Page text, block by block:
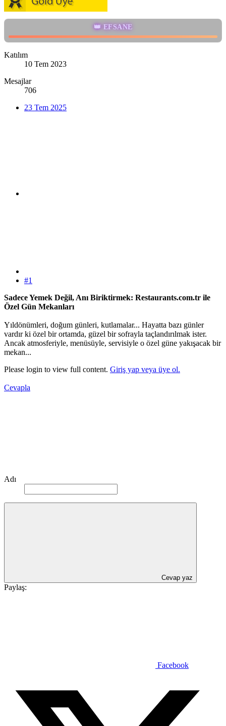
👑 EFSANE
Katılım
10 Tem 2023
Mesajlar
706
23 Tem 2025
#1
Sadece Yemek Değil, Anı Biriktirmek: Restaurants.com.tr ile
Özel Gün Mekanları
Yıldönümleri, doğum günleri, kutlamalar... Hayatta bazı günler
vardır ki özel bir ortamda, güzel bir sofrayla taçlandırılmak ister.
Ancak atmosferiyle, menüsüyle, servisiyle o özel güne yakışacak bir
mekan...
Please login to view full content. Giriş yap veya üye ol.
Cevapla
Adı
Cevap yaz
Paylaş:
Facebook